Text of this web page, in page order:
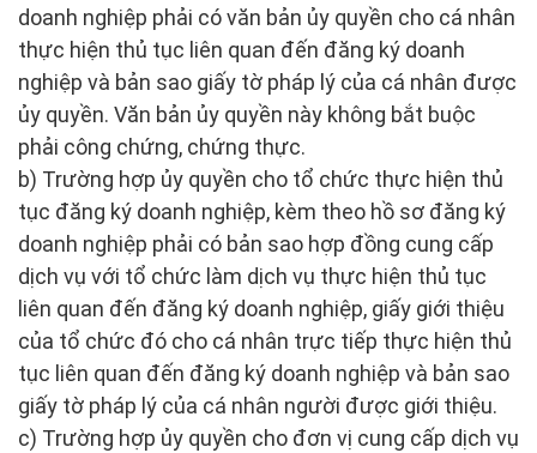
doanh nghiệp phải có văn bản ủy quyền cho cá nhân
thực hiện thủ tục liên quan đến đăng ký doanh
nghiệp và bản sao giấy tờ pháp lý của cá nhân được
ủy quyền. Văn bản ủy quyền này không bắt buộc
phải công chứng, chứng thực.
b) Trường hợp ủy quyền cho tổ chức thực hiện thủ
tục đăng ký doanh nghiệp, kèm theo hồ sơ đăng ký
doanh nghiệp phải có bản sao hợp đồng cung cấp
dịch vụ với tổ chức làm dịch vụ thực hiện thủ tục
liên quan đến đăng ký doanh nghiệp, giấy giới thiệu
của tổ chức đó cho cá nhân trực tiếp thực hiện thủ
tục liên quan đến đăng ký doanh nghiệp và bản sao
giấy tờ pháp lý của cá nhân người được giới thiệu.
c) Trường hợp ủy quyền cho đơn vị cung cấp dịch vụ